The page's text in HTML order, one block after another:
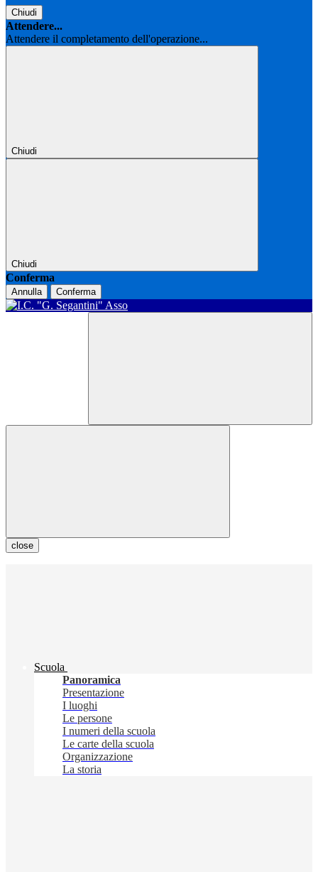
Chiudi
Attendere...
Attendere il completamento dell'operazione...
Chiudi
Chiudi
Conferma
Annulla Conferma
close
Scuola
Panoramica
Presentazione
I luoghi
Le persone
I numeri della scuola
Le carte della scuola
Organizzazione
La storia